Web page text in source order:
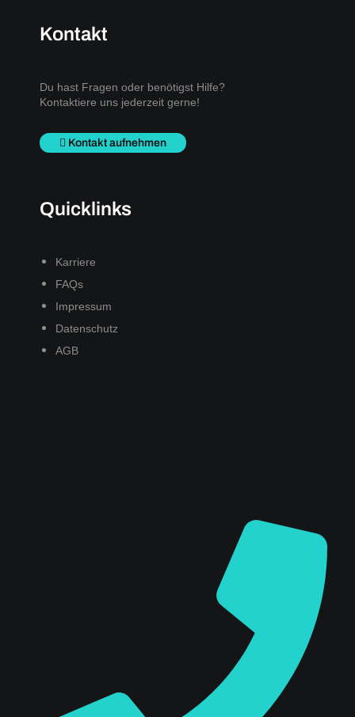
Kontakt
Du hast Fragen oder benötigst Hilfe?
Kontaktiere uns jederzeit gerne!
Kontakt aufnehmen
Quicklinks
Karriere
FAQs
Impressum
Datenschutz
AGB